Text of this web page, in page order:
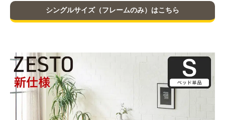
シングルサイズ（フレームのみ）はこちら